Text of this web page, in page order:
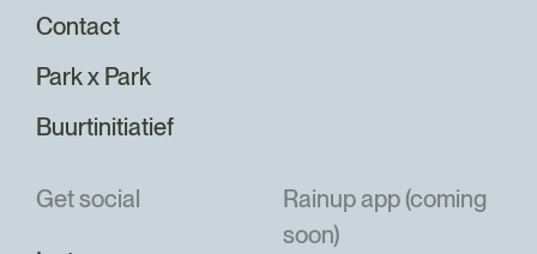
Contact
Park x Park
Buurtinitiatief
Get social
Rainup app (coming
soon)